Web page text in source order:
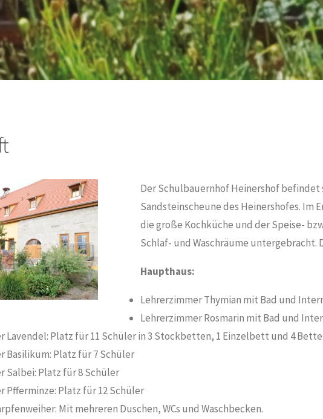
Der Schulbauernhof Heinershof
Sandsteinscheune des Heinershofes.
die große Kochküche und der Speise-
Schlaf- und Waschräume
Haupthaus:
Lehrerzimmer Thymian mit Bad und
Lehrerzimmer Rosmarin mit Bad und
Lavendel: Platz für 11 Schüler in 3 Stockbetten, 1 Einzelbett und 4
Basilikum: Platz für 7 Schüler
Salbei: Platz für 8 Schüler
Pfferminze: Platz für 12 Schüler
Mit mehreren Duschen, WCs und Waschbecken.